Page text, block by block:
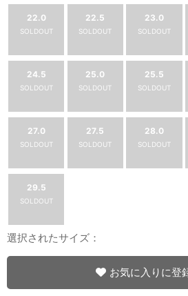
22.0
SOLDOUT
22.5
SOLDOUT
23.0
SOLDOUT
24.5
SOLDOUT
25.0
SOLDOUT
25.5
SOLDOUT
27.0
SOLDOUT
27.5
SOLDOUT
28.0
SOLDOUT
29.5
SOLDOUT
選択されたサイズ：
お気に入りに登